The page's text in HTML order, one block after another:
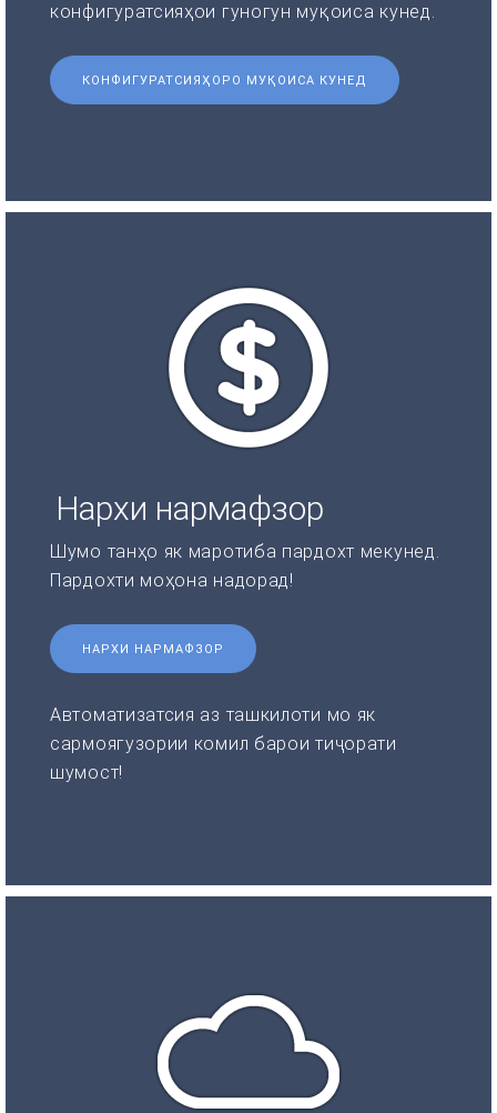
конфигуратсияҳои гуногун муқоиса кунед.
КОНФИГУРАТСИЯҲОРО МУҚОИСА КУНЕД
Нархи нармафзор
Шумо танҳо як маротиба пардохт мекунед.
Пардохти моҳона надорад!
НАРХИ НАРМАФЗОР
Автоматизатсия аз ташкилоти мо як
сармоягузории комил барои тиҷорати
шумост!